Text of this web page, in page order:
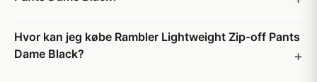
Hvor kan jeg købe Rambler Lightweight Zip-off Pants
Dame Black?